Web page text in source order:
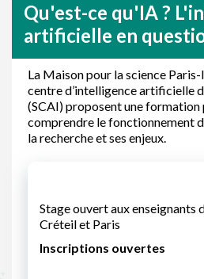
Qu'est-ce qu'IA ?
artificielle en
La Maison pour la science
centre d’intelligence artificielle
(SCAI) proposent une
comprendre le fonctionnement
la recherche et ses enjeux.
Stage ouvert aux enseignants
Créteil et Paris
Inscriptions ouvertes